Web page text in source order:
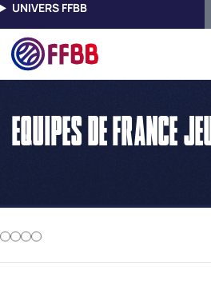
UNIVERS FFBB
Accueil Equipes De France Jeunes
EQUIPES DE FRANCE